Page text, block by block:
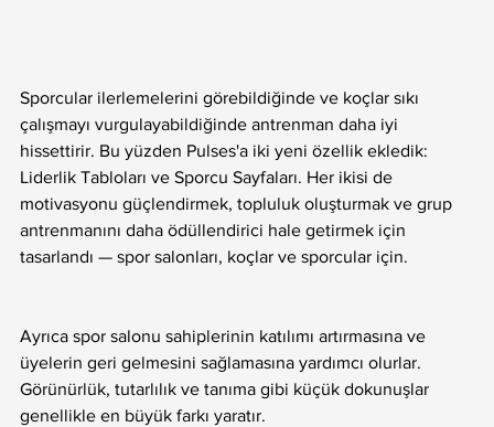
Sporcular ilerlemelerini görebildiğinde ve koçlar sıkı
çalışmayı vurgulayabildiğinde antrenman daha iyi
hissettirir. Bu yüzden Pulses'a iki yeni özellik ekledik:
Liderlik Tabloları ve Sporcu Sayfaları. Her ikisi de
motivasyonu güçlendirmek, topluluk oluşturmak ve grup
antrenmanını daha ödüllendirici hale getirmek için
tasarlandı — spor salonları, koçlar ve sporcular için.
Ayrıca spor salonu sahiplerinin katılımı artırmasına ve
üyelerin geri gelmesini sağlamasına yardımcı olurlar.
Görünürlük, tutarlılık ve tanıma gibi küçük dokunuşlar
genellikle en büyük farkı yaratır.